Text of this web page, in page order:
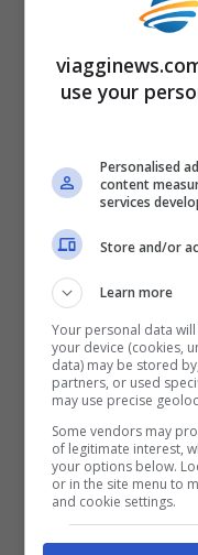
Nel primo
piatti della
artigianali
spumante
chalet e
Le
formaggi,
assaggiare,
use your
Personalised
content
services
Store and/or
Learn more
Your personal data
your device (cookies,
data) may be stored
partners, or used
may use precise
Some vendors may
of legitimate interest,
your options below.
or in the site menu to
and cookie settings.